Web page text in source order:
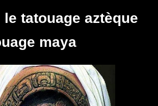
le tatouage aztèque
maya